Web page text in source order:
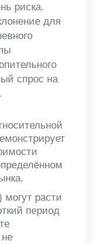
риска.
для
спрос на
расти
период